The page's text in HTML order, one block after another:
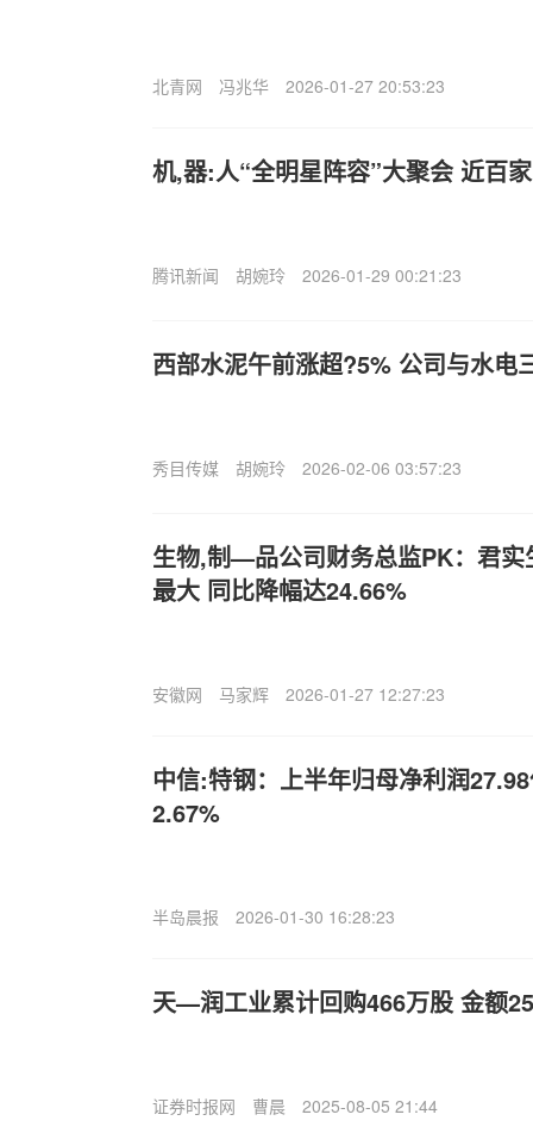
北青网 冯兆华 2026-01-27 20:53:23
机,器:人“全明星阵容”大聚会 近百
腾讯新闻 胡婉玲 2026-01-29 00:21:23
西部水泥午前涨超?5% 公司与水电
秀目传媒 胡婉玲 2026-02-06 03:57:23
生物,制—品公司财务总监PK：君实
最大 同比降幅达24.66%
安徽网 马家辉 2026-01-27 12:27:23
中信:特钢：上半年归母净利润
2.67%
半岛晨报 2026-01-30 16:28:23
天—润工业累计回购466万股 金额
证券时报网 曹晨 2025-08-05 21:44